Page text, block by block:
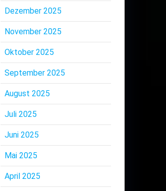
Dezember 2025
November 2025
Oktober 2025
September 2025
August 2025
Juli 2025
Juni 2025
Mai 2025
April 2025